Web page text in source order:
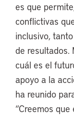
es que
conflictivas
inclusivo,
de resultados.
cuál es el
apoyo a la
ha reunido
“Creemos